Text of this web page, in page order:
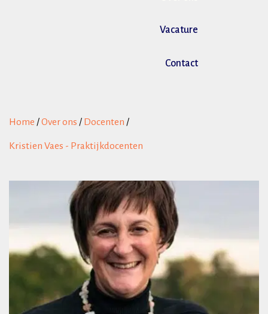
Vacature
Contact
Home /Over ons / Docenten /
Kristien Vaes - Praktijkdocenten